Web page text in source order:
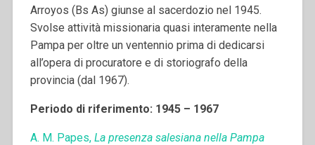
Arroyos (Bs As) giunse al sacerdozio nel 1945.
Svolse attività missionaria quasi interamente nella
Pampa per oltre un ventennio prima di dedicarsi
all’opera di procuratore e di storiografo della
provincia (dal 1967).
Periodo di riferimento: 1945 – 1967
A. M. Papes, La presenza salesiana nella Pampa